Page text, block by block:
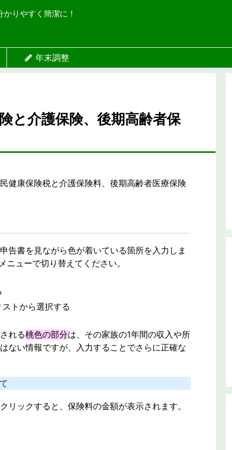
りやすく簡潔に！
年末調整
と介護保険、後期高齢者保
健康保険税と介護保険料、後期高齢者医療保険
告書を見ながら色が着いている箇所を入力しま
ニューで切り替えてください。
トから選択する
れる桃色の部分は、その家族の1年間の収入や所
ない情報ですが、入力することでさらに正確な
リックすると、保険料の金額が表示されます。